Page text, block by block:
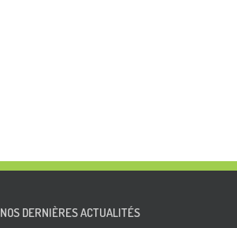
NOS DERNIÈRES ACTUALITÉS